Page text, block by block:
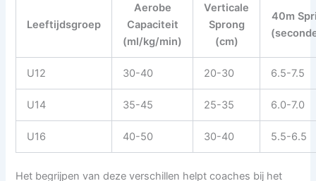
Leeftijdsgroep
Aerobe
Capaciteit
(ml/kg/min)
Verticale
Sprong
(cm)
40m
U12 30-40 20-30 6.5-7.5
U14 35-45 25-35 6.0-7.0
U16 40-50 30-40 5.5-6.5
Het begrijpen van deze verschillen helpt coaches bij het